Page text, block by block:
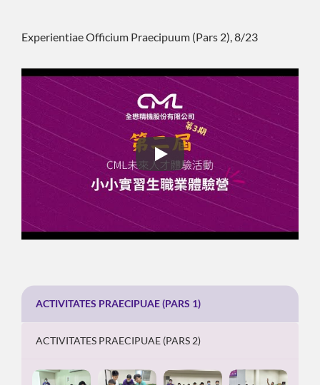
Experientiae Officium Praecipuum (Pars 2), 8/23
Experientiae Officium
ACTIVITATES PRAECIPUAE (PARS 1)
ACTIVITATES PRAECIPUAE (PARS 2)